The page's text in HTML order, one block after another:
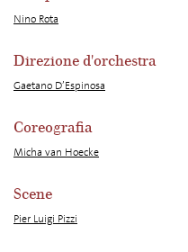
Nino Rota
Direzione d'orchestra
Gaetano D’Espinosa
Coreografia
Micha van Hoecke
Scene
Pier Luigi Pizzi